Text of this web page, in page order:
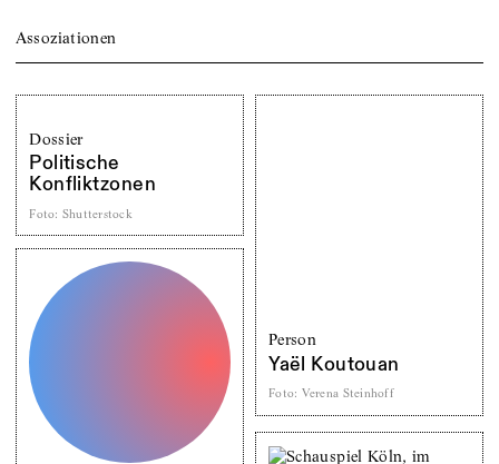
Assoziationen
Dossier
Politische
Konfliktzonen
Foto: Shutterstock
Person
Yaël Koutouan
Foto: Verena Steinhoff